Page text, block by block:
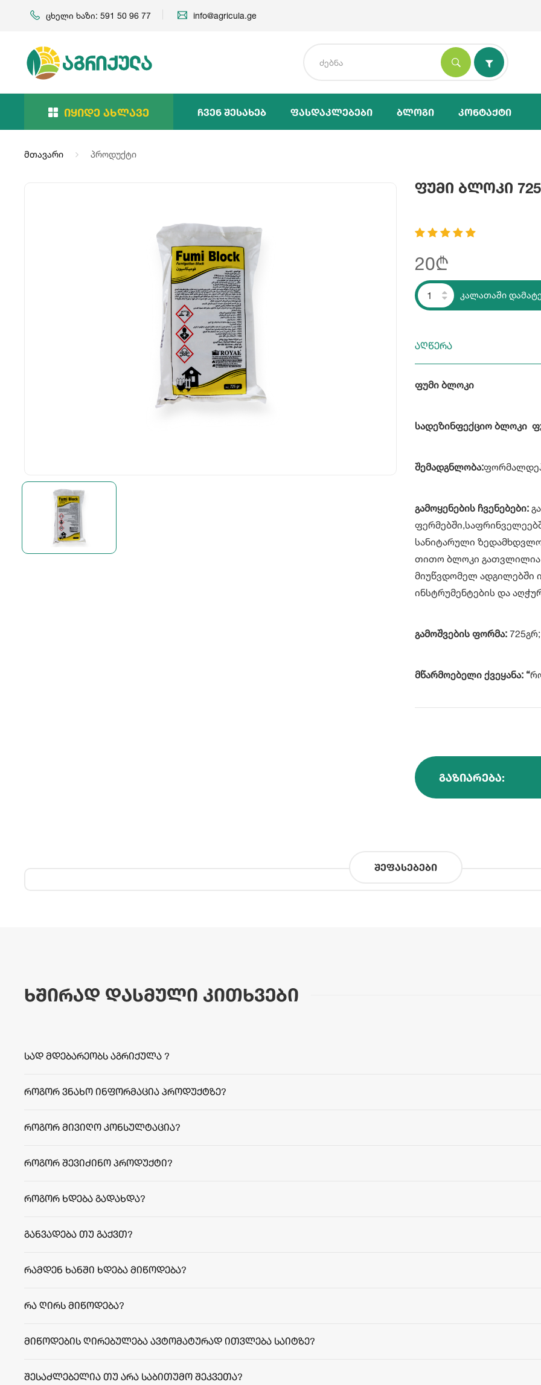
ცხელი ხაზი: 591 50 96 77 info@agricula.ge
Იყიდე Ახლავე Ჩვენ Შესახებ Ფასდაკლებები Ბლოგი Კონტაქტი
მთავარი პროდუქტი
Ფუმი Ბლოკი
20₾
კალათაში
აღწერა
ფუმი ბლოკი
სადეზინფექციო ბლოკი
შემადგნლობა:
გამოყენების ჩვენებები:
სანიტარული
თითო ბლოკი გათვლილია
მიუწვდომელ ადგილებში
ინსტრუმენტების და
გამოშვების ფორმა: 725გრ;
მწარმოებელი ქვეყანა: “
ᲒᲐᲖᲘᲐᲠᲔᲑᲐ:
შეფასებები
ხშირად დასმული კითხვები
სად მდებარეობს აგრიქულა ?
როგორ ვნახო ინფორმაცია პროდუქტზე?
როგორ მივიღო კონსულტაცია?
როგორ შევიძინო პროდუქტი?
როგორ ხდება გადახდა?
განვადება თუ გაქვთ?
რამდენ ხანში ხდება მიწოდება?
რეგიონები:
რა ღირს მიწოდება?
მიწოდების ღირებულება ავტომატურად ითვლება საიტზე?
შესაძლებელია თუ არა საბითუმო შეკვეთა?